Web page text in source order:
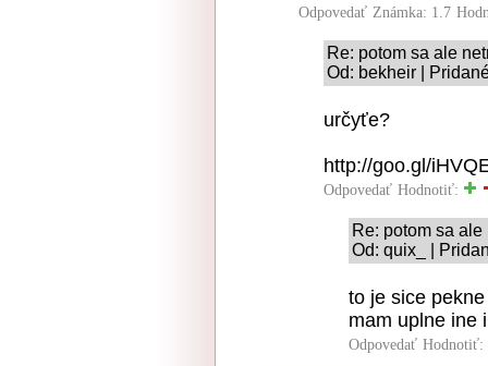
Odpovedať Známka: 1.7
Re: potom sa ale
Od: bekheir |
určyťe?
http://goo.gl/
Odpovedať Hodnotiť:
Re: potom sa
Od: quix_ |
to je sice
mam uplne ine
Odpovedať Hodnotiť: